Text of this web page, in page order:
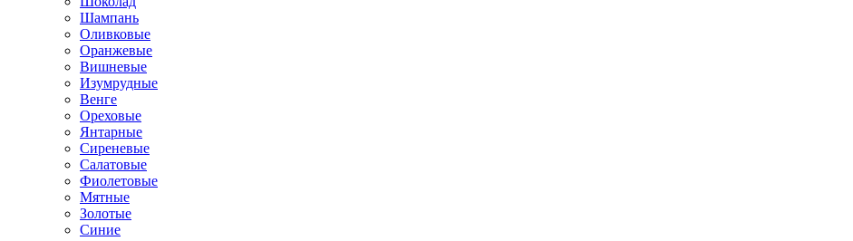
Шампань
Оливковые
Оранжевые
Вишневые
Изумрудные
Венге
Ореховые
Янтарные
Сиреневые
Салатовые
Фиолетовые
Мятные
Золотые
Синие